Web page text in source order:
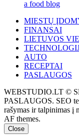
a food blog
MIESTŲ
FINANSAI
LIETUVOS
AUTO
RECEPTAI
PASLAUGOS
WEBSTUDIO.LT ©
PASLAUGOS. SEO
rašymas ir talpinimas į
AF themes.
Close